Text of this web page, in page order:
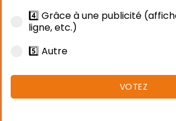
4️⃣ Grâce à une publicité
ligne, etc.)
5️⃣ Autre
VOTEZ